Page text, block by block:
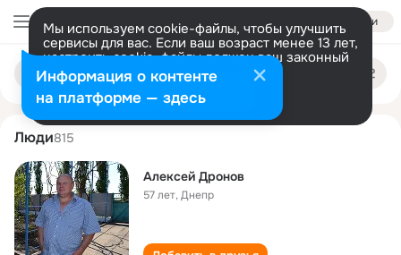
Войти
Мы используем cookie-файлы, чтобы улучшить
сервисы для вас. Если ваш возраст менее 13 лет,
настроить cookie-файлы должен ваш законный
представитель. Больше информации
Разрешить все Настроить
Поиск
людям
aleksey dronov
Люди815
Алексей Дронов
57 лет,Днепр
Информация о контенте
на платформе — здесь